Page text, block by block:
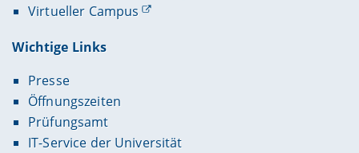
Virtueller Campus
Wichtige Links
Presse
Öffnungszeiten
Prüfungsamt
IT-Service der Universität